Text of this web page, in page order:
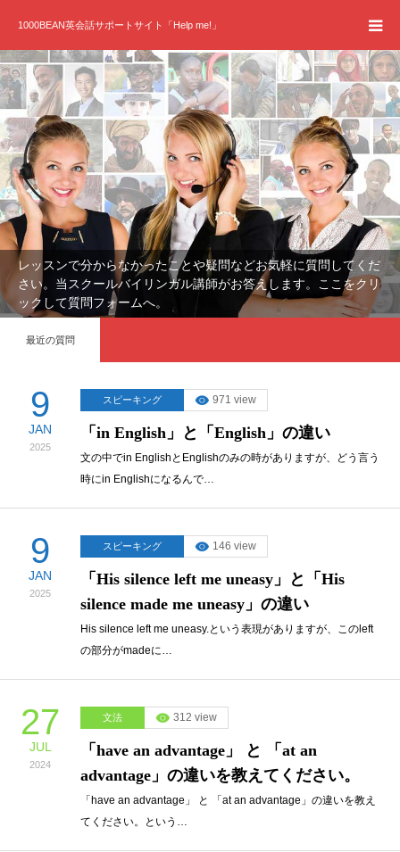
1000BEAN英会話サポートサイト「Help me!」
レッスンで分からなかったことや疑問などお気軽に質問してくだ
さい。当スクールバイリンガル講師がお答えします。ここをクリ
ックして質問フォームへ。
最近の質問
9
JAN
2025
スピーキング 971 view
「in English」と「English」の違い
文の中でin EnglishとEnglishのみの時がありますが、どう言う
時にin Englishになるんで…
9
JAN
2025
スピーキング 146 view
「His silence left me uneasy」と「His
silence made me uneasy」の違い
His silence left me uneasy.という表現がありますが、このleft
の部分がmadeに…
27
JUL
2024
文法 312 view
「have an advantage」 と 「at an
advantage」の違いを教えてください。
「have an advantage」 と 「at an advantage」の違いを教え
てください。という…
HOME
質問フォーム